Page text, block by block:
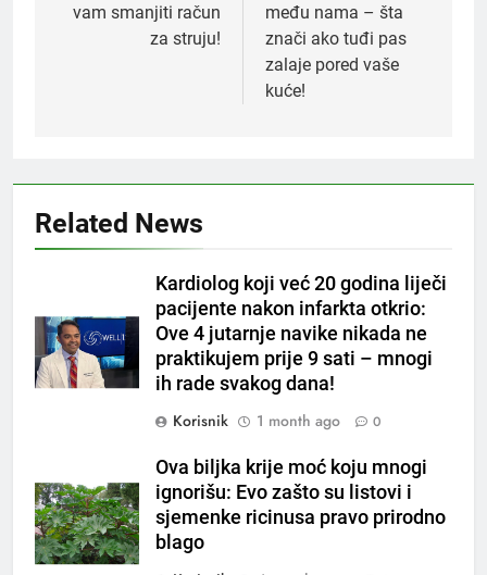
vam smanjiti račun
za struju!
među nama – šta
znači ako tuđi pas
zalaje pored vaše
kuće!
Related News
Kardiolog koji već 20 godina liječi
pacijente nakon infarkta otkrio:
Ove 4 jutarnje navike nikada ne
praktikujem prije 9 sati – mnogi
ih rade svakog dana!
Korisnik
1 month ago 0
Ova biljka krije moć koju mnogi
ignorišu: Evo zašto su listovi i
sjemenke ricinusa pravo prirodno
blago
5
Čaj od lovora i cimeta – prirodni
napitak za svakodnevnu rutinu
OSTALO
6
ČISTAČ JETRE: Uzmite gutljaj
na prazan stomak i crijeva će
raditi kao sat, zaboravit ćete na
OSTALO
Tračevi su njihova glavna
preokupacija: Ljudi rođeni u ova
tri znaka najviše vole ogovarati